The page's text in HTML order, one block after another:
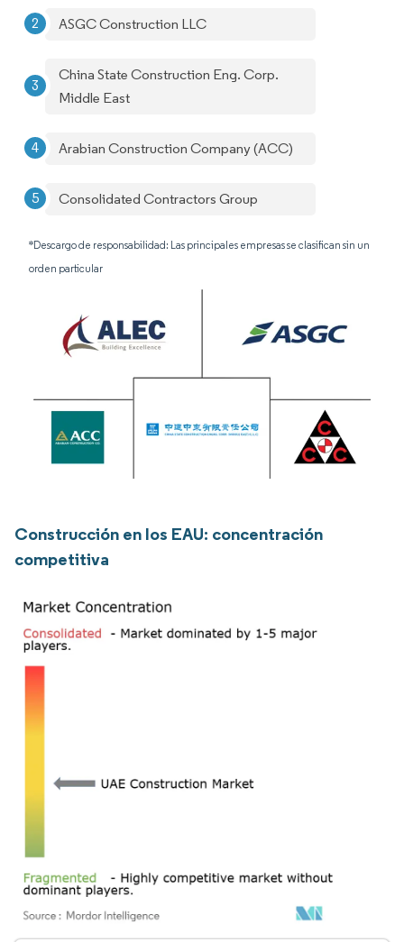
ASGC Construction LLC
China State Construction Eng. Corp.
Middle East
Arabian Construction Company (ACC)
Consolidated Contractors Group
*Descargo de responsabilidad: Las principales empresas se clasifican sin un
orden particular
Construcción en los EAU: concentración
competitiva